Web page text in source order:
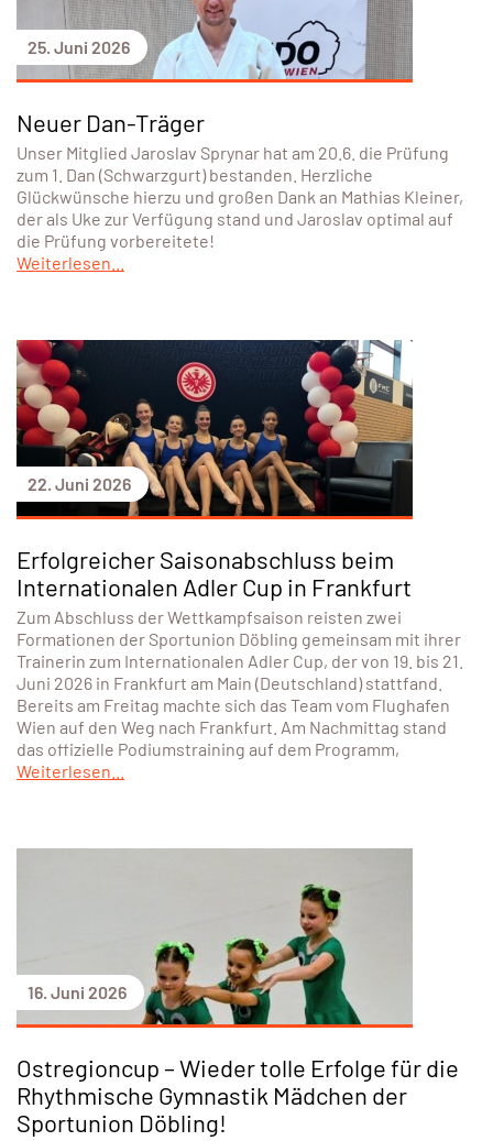
25. Juni 2026
Neuer Dan-Träger
Unser Mitglied Jaroslav Sprynar hat am 20.6. die Prüfung
zum 1. Dan (Schwarzgurt) bestanden. Herzliche
Glückwünsche hierzu und großen Dank an Mathias Kleiner,
der als Uke zur Verfügung stand und Jaroslav optimal auf
die Prüfung vorbereitete!
Weiterlesen...
22. Juni 2026
Erfolgreicher Saisonabschluss beim
Internationalen Adler Cup in Frankfurt
Zum Abschluss der Wettkampfsaison reisten zwei
Formationen der Sportunion Döbling gemeinsam mit ihrer
Trainerin zum Internationalen Adler Cup, der von 19. bis 21.
Juni 2026 in Frankfurt am Main (Deutschland) stattfand.
Bereits am Freitag machte sich das Team vom Flughafen
Wien auf den Weg nach Frankfurt. Am Nachmittag stand
das offizielle Podiumstraining auf dem Programm,
Weiterlesen...
16. Juni 2026
Ostregioncup – Wieder tolle Erfolge für die
Rhythmische Gymnastik Mädchen der
Sportunion Döbling!